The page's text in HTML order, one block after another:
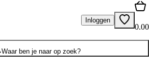
Inloggen
0.00
Waar ben je naar op zoek?